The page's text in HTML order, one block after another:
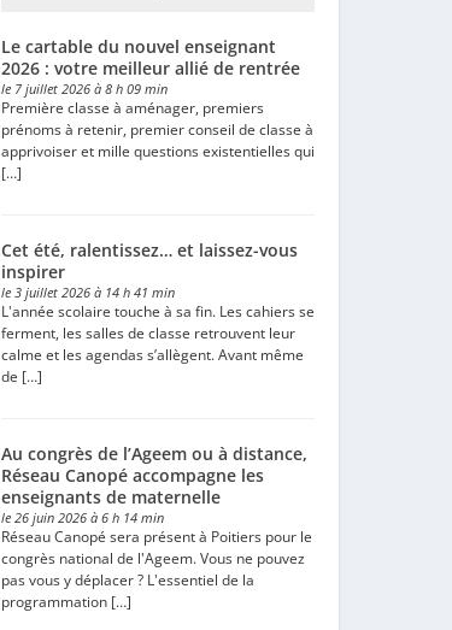
Le cartable du nouvel enseignant
2026 : votre meilleur allié de rentrée
le 7 juillet 2026 à 8 h 09 min
Première classe à aménager, premiers
prénoms à retenir, premier conseil de classe à
apprivoiser et mille questions existentielles qui
[…]
Cet été, ralentissez… et laissez-vous
inspirer
le 3 juillet 2026 à 14 h 41 min
L'année scolaire touche à sa fin. Les cahiers se
ferment, les salles de classe retrouvent leur
calme et les agendas s’allègent. Avant même
de […]
Au congrès de l’Ageem ou à distance,
Réseau Canopé accompagne les
enseignants de maternelle
le 26 juin 2026 à 6 h 14 min
Réseau Canopé sera présent à Poitiers pour le
congrès national de l'Ageem. Vous ne pouvez
pas vous y déplacer ? L'essentiel de la
programmation […]